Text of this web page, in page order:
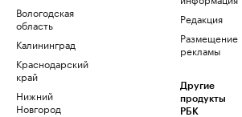
Вологодская
область
Калининград
Краснодарский
край
Нижний
Новгород
Редакция
Размещение
рекламы
Другие
продукты
РБК